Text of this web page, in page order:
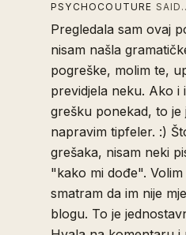
PSYCHOCOUTURE
Pregledala sam ovaj
nisam našla
pogreške, molim te,
previdjela neku. Ako i
grešku ponekad, to
napravim tipfeler. :)
grešaka, nisam neki
"kako mi dođe".
smatram da im nije
blogu. To je